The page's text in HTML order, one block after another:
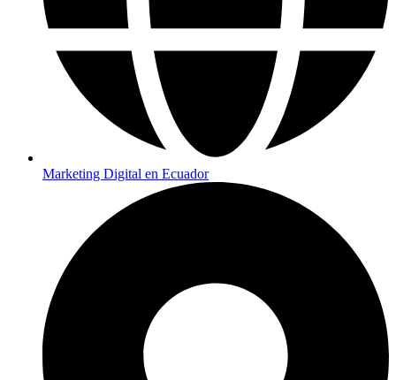
Marketing Digital en Ecuador